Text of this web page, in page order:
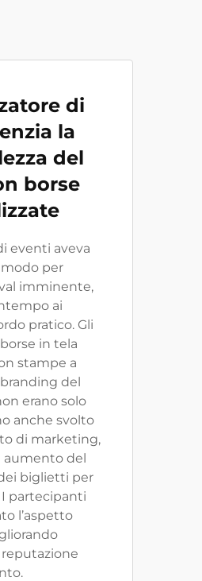
di
la
del
borse
eventi aveva
per
imminente,
ai
pratico. Gli
in tela
stampe a
del
erano solo
anche svolto
di marketing,
del
biglietti per
I partecipanti
l’aspetto